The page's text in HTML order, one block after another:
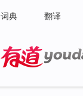
词典 翻译